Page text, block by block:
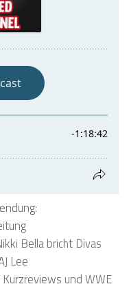
Bella bricht Divas
Lee
und WWE